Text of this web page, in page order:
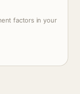
factors in your